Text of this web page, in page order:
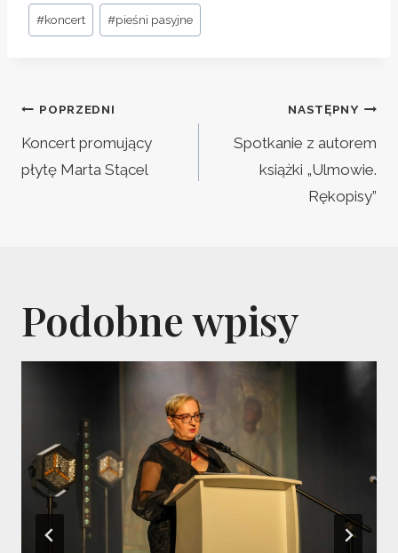
Tagi
wpisu:
#koncert #pieśni pasyjne
Nawigacja
wpisu
POPRZEDNI
Koncert promujący
płytę Marta Stącel
NASTĘPNY
Spotkanie z autorem
książki „Ulmowie.
Rękopisy”
Podobne wpisy